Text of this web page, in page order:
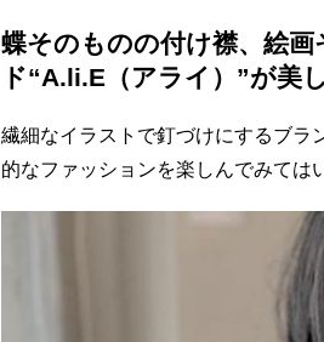
蝶そのものの付け襟、絵
ド“A.li.E（アライ）”が美
繊細なイラストで釘づけにするブラ
的なファッションを楽しんでみては